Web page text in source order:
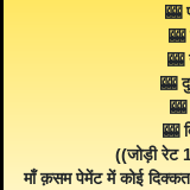
🎰
🎰
🎰
🎰
🎰
((जोड़ी
माँ क़सम पेमेंट में कोई